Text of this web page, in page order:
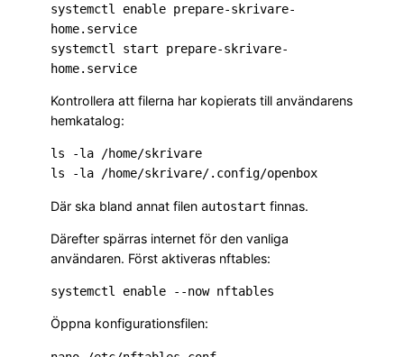
systemctl enable prepare-skrivare-
home.service
systemctl start prepare-skrivare-
Kontrollera att filerna har kopierats till användarens
hemkatalog:
ls -la /home/skrivare
Där ska bland annat filen autostart finnas.
Därefter spärras internet för den vanliga
användaren. Först aktiveras nftables:
Öppna konfigurationsfilen: